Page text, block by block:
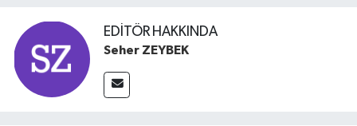
EDITÖR HAKKINDA
Seher ZEYBEK